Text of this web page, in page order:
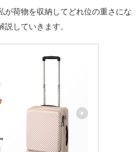
が荷物を収納してどれ位の重さにな
していきます。